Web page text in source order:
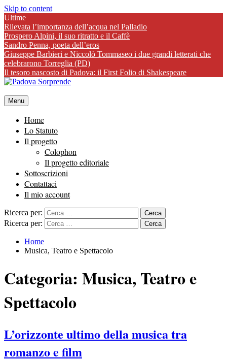
Skip to content
Ultime
Rilevata l’importanza dell’acqua nel Palladio
Prospero Alpini, il suo ritratto e il Caffè
Sandro Penna, poeta dell’eros
Giuseppe Barbieri e Niccolò Tommaseo i due grandi letterati che
celebrarono Torreglia (PD)
Il tesoro nascosto di Padova: il First Folio di Shakespeare
Menu
Home
Lo Statuto
Il progetto
Colophon
Il progetto editoriale
Sottoscrizioni
Contattaci
Il mio account
Ricerca per:
Ricerca per:
Home
Musica, Teatro e Spettacolo
Categoria: Musica, Teatro e
Spettacolo
L’orizzonte ultimo della musica tra
romanzo e film